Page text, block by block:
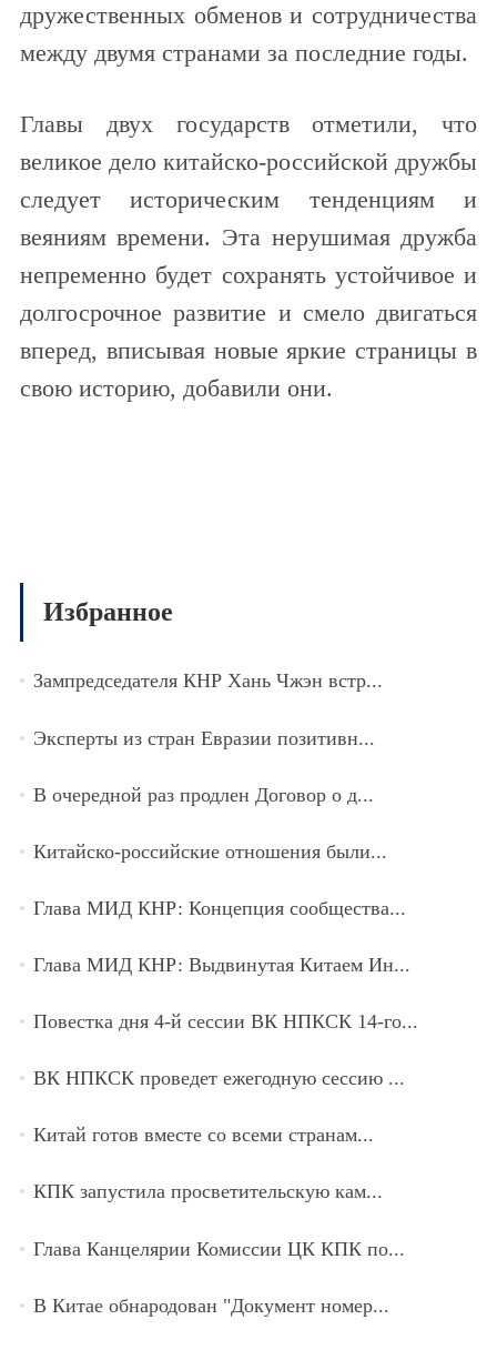
дружественных обменов и сотрудничества
между двумя странами за последние годы.
Главы двух государств отметили, что
великое дело китайско-российской дружбы
следует историческим тенденциям и
веяниям времени. Эта нерушимая дружба
непременно будет сохранять устойчивое и
долгосрочное развитие и смело двигаться
вперед, вписывая новые яркие страницы в
свою историю, добавили они.
Избранное
Зампредседателя КНР Хань Чжэн встр...
Эксперты из стран Евразии позитивн...
В очередной раз продлен Договор о д...
Китайско-российские отношения были...
Глава МИД КНР: Концепция сообщества...
Глава МИД КНР: Выдвинутая Китаем Ин...
Повестка дня 4-й сессии ВК НПКСК 14-го...
ВК НПКСК проведет ежегодную сессию ...
Китай готов вместе со всеми странам...
КПК запустила просветительскую кам...
Глава Канцелярии Комиссии ЦК КПК по...
В Китае обнародован "Документ номер...